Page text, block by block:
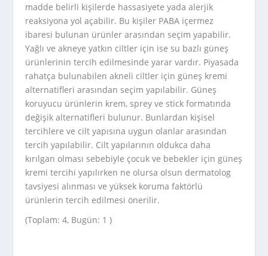
madde belirli kişilerde hassasiyete yada alerjik
reaksiyona yol açabilir. Bu kişiler PABA içermez
ibaresi bulunan ürünler arasından seçim yapabilir.
Yağlı ve akneye yatkın ciltler için ise su bazlı güneş
ürünlerinin tercih edilmesinde yarar vardır. Piyasada
rahatça bulunabilen akneli ciltler için güneş kremi
alternatifleri arasından seçim yapılabilir. Güneş
koruyucu ürünlerin krem, sprey ve stick formatında
değişik alternatifleri bulunur. Bunlardan kişisel
tercihlere ve cilt yapısına uygun olanlar arasından
tercih yapılabilir. Cilt yapılarının oldukca daha
kırılgan olması sebebiyle çocuk ve bebekler için güneş
kremi tercihi yapılırken ne olursa olsun dermatolog
tavsiyesi alınması ve yüksek koruma faktörlü
ürünlerin tercih edilmesi önerilir.
(Toplam: 4, Bugün: 1 )